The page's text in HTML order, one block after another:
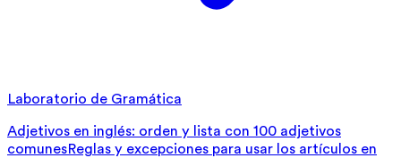
Laboratorio de Gramática
Adjetivos en inglés: orden y lista con 100 adjetivos
comunesReglas y excepciones para usar los artículos en